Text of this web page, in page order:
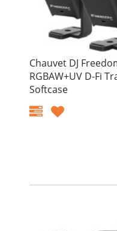
Chauvet DJ
RGBAW+UV D-Fi
Softcase